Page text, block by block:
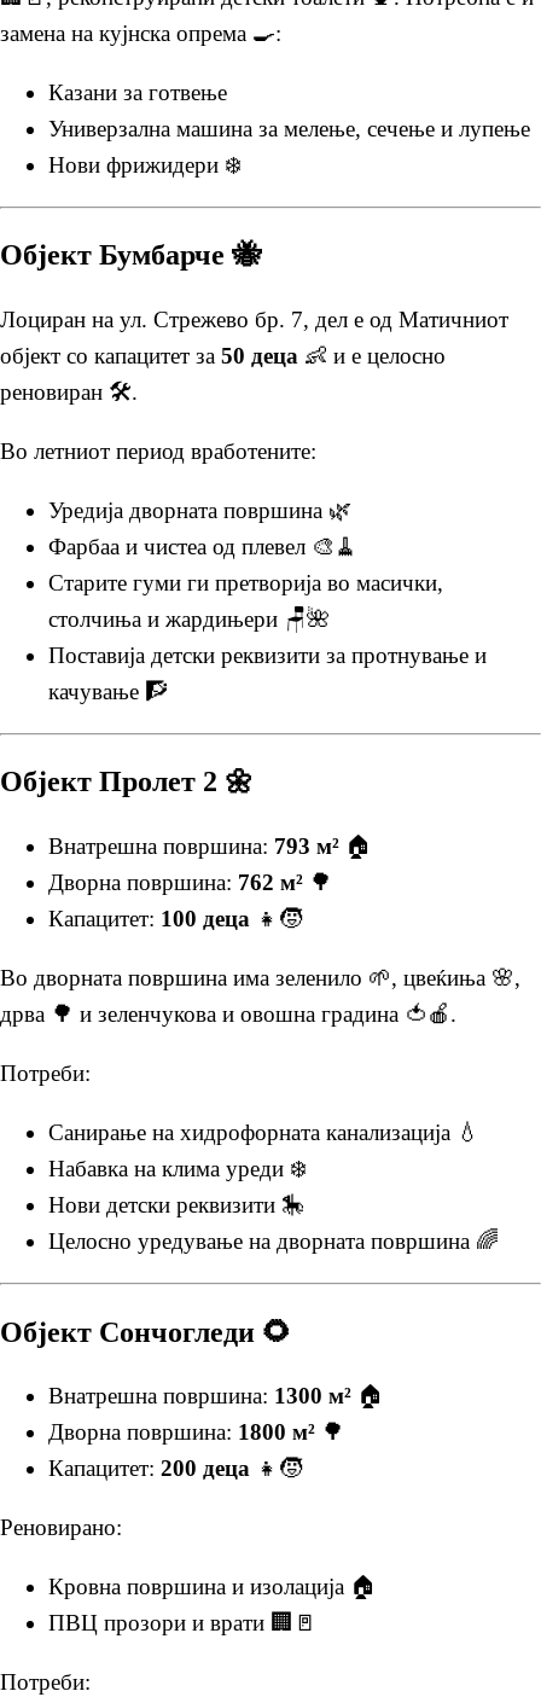
замена на кујнска опрема 🍳:
Казани за готвење
Универзална машина за мелење, сечење и лупење
Нови фрижидери ❄️
Објект Бумбарче 🐝
Лоциран на ул. Стрежево бр. 7, дел е од Матичниот
објект со капацитет за 50 деца 👶 и е целосно
реновиран 🛠️.
Во летниот период вработените:
Уредија дворната површина 🌿
Фарбаа и чистеа од плевел 🎨🧹
Старите гуми ги претворија во масички,
столчиња и жардињери 🪑🌺
Поставија детски реквизити за протнување и
качување 🧗
Објект Пролет 2 🌼
Внатрешна површина: 793 м² 🏠
Дворна површина: 762 м² 🌳
Капацитет: 100 деца 👧🧒
Во дворната површина има зеленило 🌱, цвеќиња 🌸,
дрва 🌳 и зеленчукова и овошна градина 🍅🍎.
Потреби:
Санирање на хидрофорната канализација 💧
Набавка на клима уреди ❄️
Нови детски реквизити 🎠
Целосно уредување на дворната површина 🌈
Објект Сончогледи 🌻
Внатрешна површина: 1300 м² 🏠
Дворна површина: 1800 м² 🌳
Капацитет: 200 деца 👧🧒
Реновирано:
Кровна површина и изолација 🏠
ПВЦ прозори и врати 🏢🚪
Потреби: